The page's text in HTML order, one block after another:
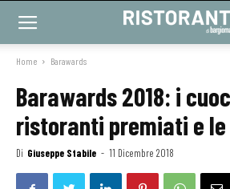
Home Barawards
Barawards 2018: i
ristoranti premiati e
Di Giuseppe Stabile - 11 Dicembre 2018